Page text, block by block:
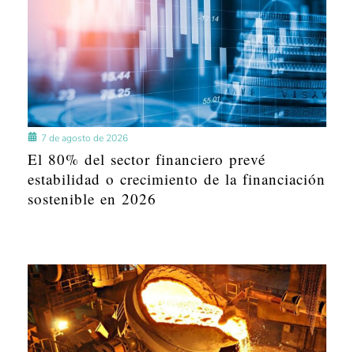
7 de agosto de 2026
El 80% del sector financiero prevé
estabilidad o crecimiento de la financiación
sostenible en 2026